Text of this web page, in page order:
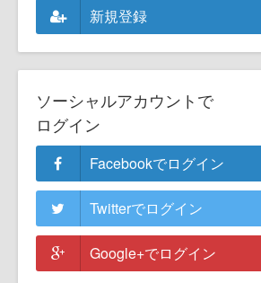
新規登録
ソーシャルアカウントで
ログイン
Facebookでログイン
Twitterでログイン
Google+でログイン